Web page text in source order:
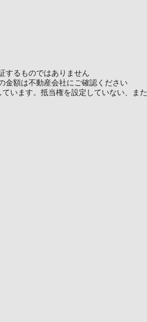
するものではありません
金額は不動産会社にご確認ください
います。抵当権を設定していない、また